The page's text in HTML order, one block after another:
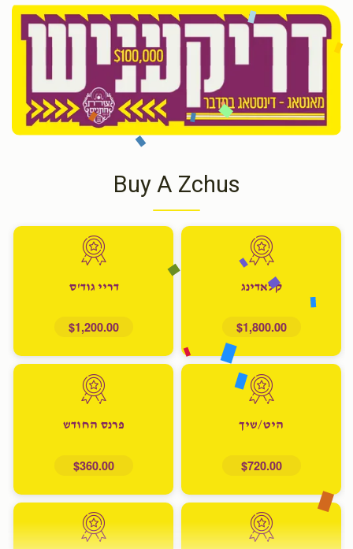
Buy A Zchus
קלאדינג
$1,800.00
דריי גוד'ס
$1,200.00
היט/שיך
$720.00
פרנס החודש
$360.00